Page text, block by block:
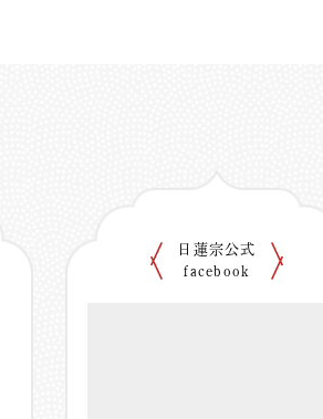
日蓮宗公式
facebook